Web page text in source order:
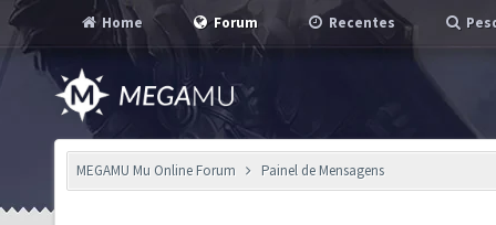
Home Forum Recentes
MEGAMU Mu Online Forum Painel de Mensagens